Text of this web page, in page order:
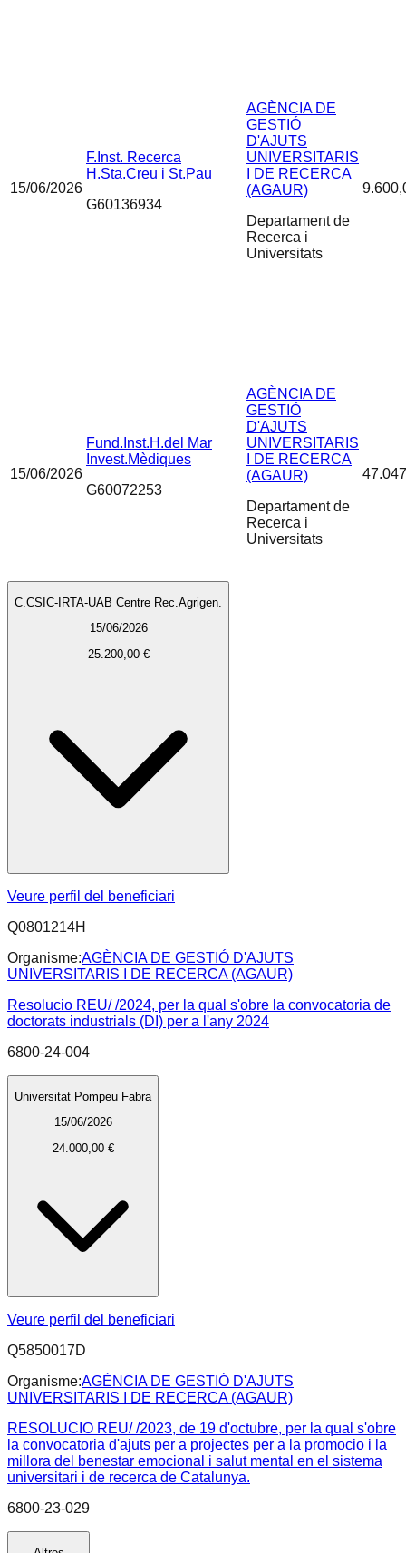
15/06/2026
F.Inst. Recerca
H.Sta.Creu i St.Pau
G60136934
AGÈNCIA DE
GESTIÓ
D'AJUTS
UNIVERSITARIS
I DE RECERCA
(AGAUR)
Departament de
Recerca i
Universitats
15/06/2026
Fund.Inst.H.del Mar
Invest.Mèdiques
G60072253
AGÈNCIA DE
GESTIÓ
D'AJUTS
UNIVERSITARIS
I DE RECERCA
(AGAUR)
Departament de
Recerca i
Universitats
C.CSIC-IRTA-UAB Centre Rec.Agrigen.
15/06/2026
25.200,00 €
Veure perfil del beneficiari
Q0801214H
Organisme:AGÈNCIA DE GESTIÓ D'AJUTS
UNIVERSITARIS I DE RECERCA (AGAUR)
Resolucio REU/ /2024, per la qual s'obre la convocatoria de
doctorats industrials (DI) per a l'any 2024
6800-24-004
Universitat Pompeu Fabra
15/06/2026
24.000,00 €
Veure perfil del beneficiari
Q5850017D
Organisme:AGÈNCIA DE GESTIÓ D'AJUTS
UNIVERSITARIS I DE RECERCA (AGAUR)
RESOLUCIO REU/ /2023, de 19 d'octubre, per la qual s'obre
la convocatoria d'ajuts per a projectes per a la promocio i la
millora del benestar emocional i salut mental en el sistema
universitari i de recerca de Catalunya.
6800-23-029